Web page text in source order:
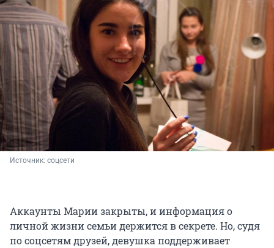
Источник: соцсети
Аккаунты Марии закрыты, и информация о
личной жизни семьи держится в секрете. Но, судя
по соцсетям друзей, девушка поддерживает